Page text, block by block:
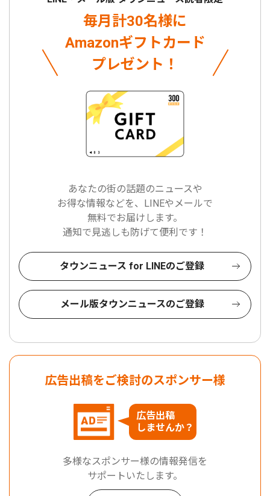
毎月計30名様に
Amazonギフトカード
プレゼント！
あなたの街の話題のニュースや
お得な情報などを、LINEやメールで
無料でお届けします。
通知で見逃しも防げて便利です！
タウンニュース for LINEのご登録
メール版タウンニュースのご登録
広告出稿をご検討のスポンサー様
広告出稿
しませんか？
多様なスポンサー様の情報発信を
サポートいたします。